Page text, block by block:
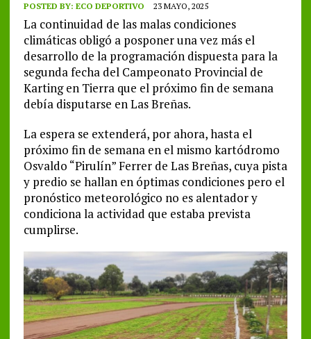
POSTED BY: ECO DEPORTIVO 23 MAYO, 2025
La continuidad de las malas condiciones
climáticas obligó a posponer una vez más el
desarrollo de la programación dispuesta para la
segunda fecha del Campeonato Provincial de
Karting en Tierra que el próximo fin de semana
debía disputarse en Las Breñas.
La espera se extenderá, por ahora, hasta el
próximo fin de semana en el mismo kartódromo
Osvaldo “Pirulín” Ferrer de Las Breñas, cuya pista
y predio se hallan en óptimas condiciones pero el
pronóstico meteorológico no es alentador y
condiciona la actividad que estaba prevista
cumplirse.